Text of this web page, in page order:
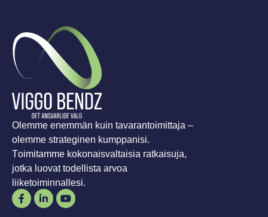
Olemme enemmän kuin tavarantoimittaja –
olemme strateginen kumppanisi.
Toimitamme kokonaisvaltaisia ratkaisuja,
jotka luovat todellista arvoa
liiketoiminnallesi.